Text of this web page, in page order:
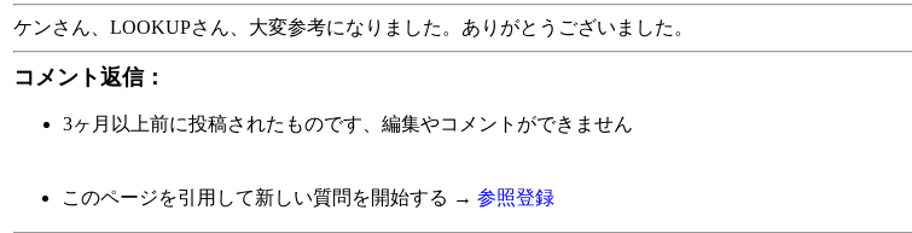
ケンさん、LOOKUPさん、大変参考になりました。ありがとうございました。
コメント返信：
3ヶ月以上前に投稿されたものです、編集やコメントができません
このページを引用して新しい質問を開始する →参照登録